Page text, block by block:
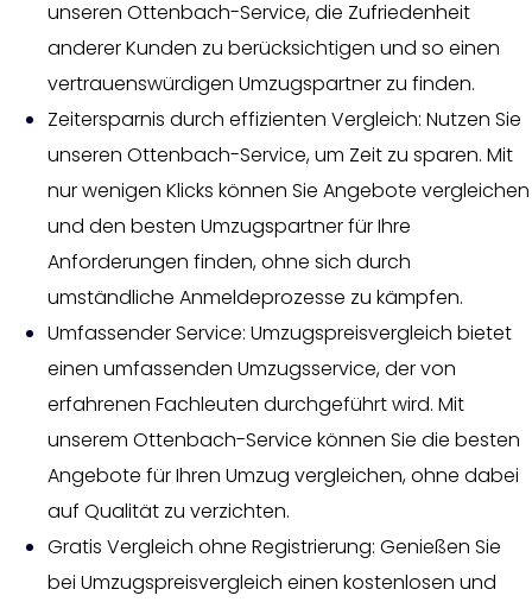
unseren Ottenbach-Service, die Zufriedenheit
anderer Kunden zu berücksichtigen und so einen
vertrauenswürdigen Umzugspartner zu finden.
Zeitersparnis durch effizienten Vergleich: Nutzen Sie
unseren Ottenbach-Service, um Zeit zu sparen. Mit
nur wenigen Klicks können Sie Angebote vergleichen
und den besten Umzugspartner für Ihre
Anforderungen finden, ohne sich durch
umständliche Anmeldeprozesse zu kämpfen.
Umfassender Service: Umzugspreisvergleich bietet
einen umfassenden Umzugsservice, der von
erfahrenen Fachleuten durchgeführt wird. Mit
unserem Ottenbach-Service können Sie die besten
Angebote für Ihren Umzug vergleichen, ohne dabei
auf Qualität zu verzichten.
Gratis Vergleich ohne Registrierung: Genießen Sie
bei Umzugspreisvergleich einen kostenlosen und